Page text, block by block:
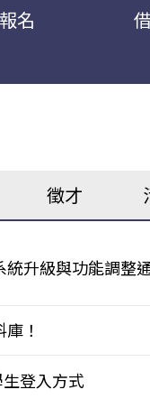
名
徵才
統升級與功能調整
！
登入方式